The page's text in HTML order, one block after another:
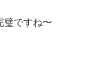
璧ですね〜